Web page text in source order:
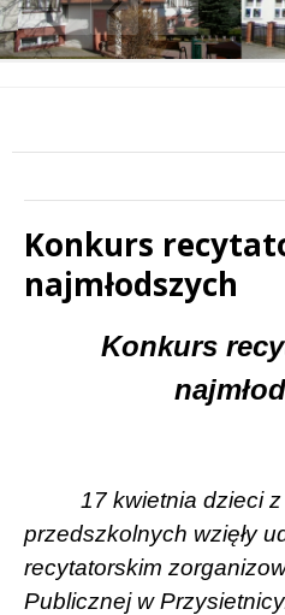
Poprzedni Element
Następny
❚❚
Konkurs
najmłodszych
Konkurs
17 kwietnia dzieci z
przedszkolnych wzięły
recytatorskim
Publicznej w